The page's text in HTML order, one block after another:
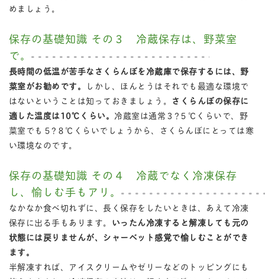
めましょう。
保存の基礎知識 その３ 冷蔵保存は、野菜室
で。
長時間の低温が苦手なさくらんぼを冷蔵庫で保存するには、野
菜室がお勧めです。
しかし、ほんとうはそれでも最適な環境で
はないということは知っておきましょう。 さくらんぼの保存に
適した温度は10℃くらい。 冷蔵室は通常３?５℃くらいで、野
菜室でも５?８℃くらいでしょうから、さくらんぼにとっては寒
い環境なのです。
保存の基礎知識 その４ 冷蔵でなく冷凍保存
し、愉しむ手もアリ。
なかなか食べ切れずに、長く保存をしたいときは、あえて冷凍
保存に出る手もあります。 いったん冷凍すると解凍しても元の
状態には戻りませんが、シャーベット感覚で愉しむことができ
ます。
半解凍すれば、アイスクリームやゼリーなどのトッピングにも